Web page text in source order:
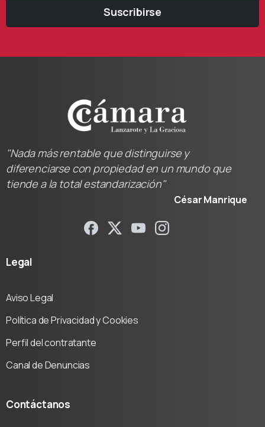
Suscribirse
"Nada más rentable que distinguirse y
diferenciarse con propiedad en un mundo que
tiende a la total estandarización"
César Manrique
Legal
Aviso Legal
Política de Privacidad y Cookies
Perfil del contratante
Canal de Denuncias
Contáctanos